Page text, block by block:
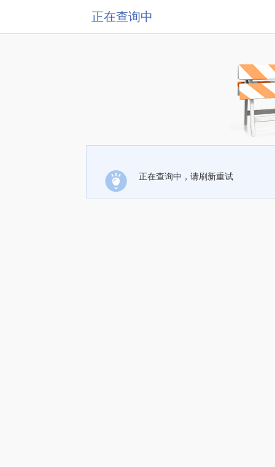
正在查询中
正在查询中，请刷新重试